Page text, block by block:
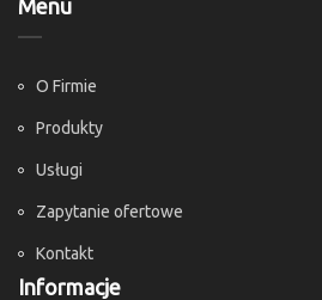
Menu
O Firmie
Produkty
Usługi
Zapytanie ofertowe
Kontakt
Informacje